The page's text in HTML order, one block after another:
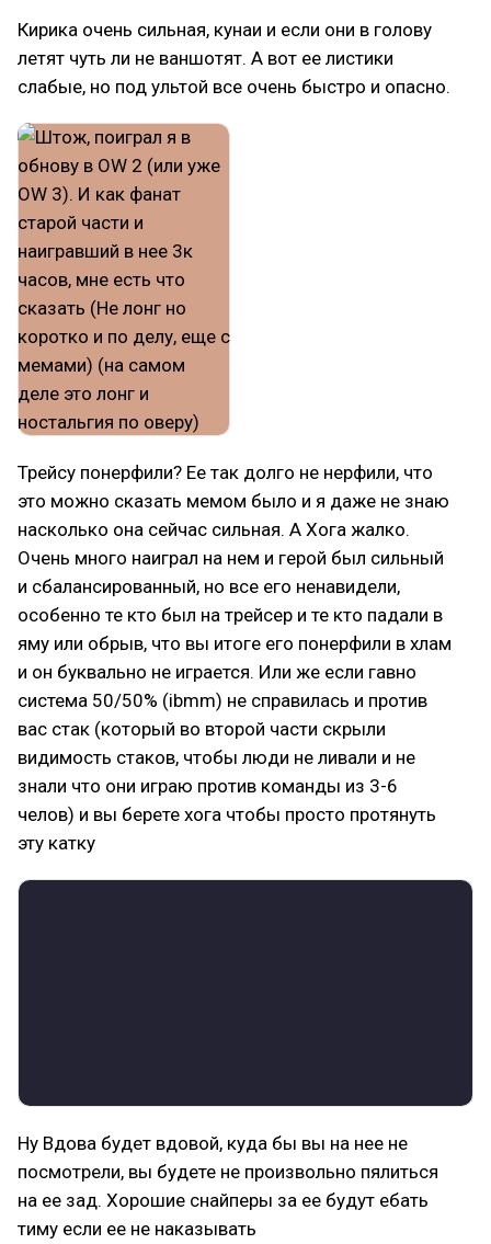
Кирика очень сильная, кунаи и если они в голову
летят чуть ли не ваншотят. А вот ее листики
слабые, но под ультой все очень быстро и опасно.
Трейсу понерфили? Ее так долго не нерфили, что
это можно сказать мемом было и я даже не знаю
насколько она сейчас сильная. А Хога жалко.
Очень много наиграл на нем и герой был сильный
и сбалансированный, но все его ненавидели,
особенно те кто был на трейсер и те кто падали в
яму или обрыв, что вы итоге его понерфили в хлам
и он буквально не играется. Или же если гавно
система 50/50% (ibmm) не справилась и против
вас стак (который во второй части скрыли
видимость стаков, чтобы люди не ливали и не
знали что они играю против команды из 3-6
челов) и вы берете хога чтобы просто протянуть
эту катку
Ну Вдова будет вдовой, куда бы вы на нее не
посмотрели, вы будете не произвольно пялиться
на ее зад. Хорошие снайперы за ее будут ебать
тиму если ее не наказывать